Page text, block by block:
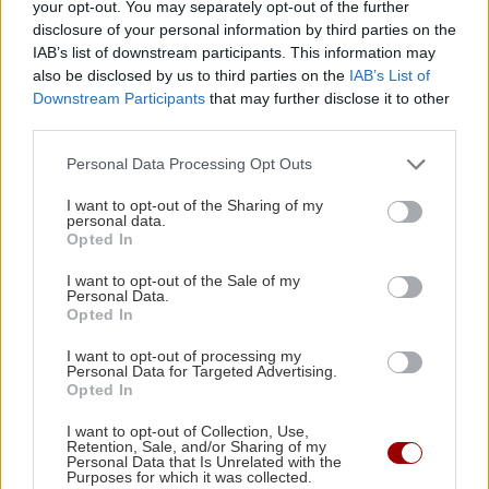
your opt-out. You may separately opt-out of the further
disclosure of your personal information by third parties on the
IAB’s list of downstream participants. This information may
also be disclosed by us to third parties on the IAB’s List of
Downstream Participants that may further disclose it to other
Personal Data Processing Opt Outs
I want to opt-out of the Sharing of my
personal data.
Opted In
I want to opt-out of the Sale of my
Personal Data.
Opted In
I want to opt-out of processing my
Personal Data for Targeted Advertising.
Opted In
I want to opt-out of Collection, Use,
Retention, Sale, and/or Sharing of my
Personal Data that Is Unrelated with the
Purposes for which it was collected.
προθεσμία
09:37
ΑΘΛΗΤΙΚΑ
Telegraph: Η UEFA πλήρωσε εξαψήφιο ποσό
09:37
ΚΡΗΤΗ
Φοιτητική στέγη: Πόλη της Κρήτης στις
Έξοδος του Αυγούστου: Πάνω από 56.000
ταξιδιώτες αναχωρούν από Αττική
09:19
ΑΘΛΗΤΙΚΑ
Τένις: Αποκλεισμός για τη Μαρία Σάκκαρη στο